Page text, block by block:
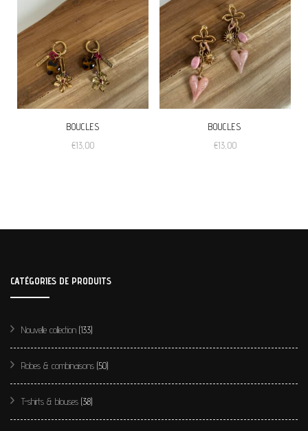
BOUCLES
€13,00
BOUCLES
€13,00
CATÉGORIES DE PRODUITS
Nouvelle collection (133)
Robes & combinaisons (50)
T-shirts & blouses (38)